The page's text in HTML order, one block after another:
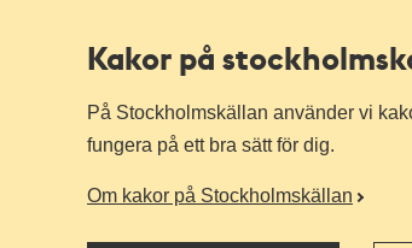
Kakor på
På Stockholmskällan använder vi
fungera på ett bra sätt för dig.
Om kakor på Stockholmskällan